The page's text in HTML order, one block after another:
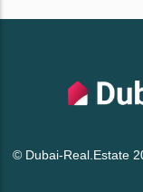
© Dubai-Real.Estate